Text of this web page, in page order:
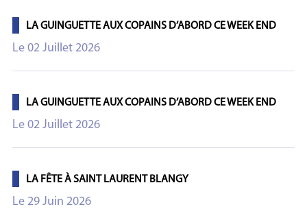
LA GUINGUETTE AUX COPAINS D’ABORD CE WEEK END
Le 02 Juillet 2026
LA GUINGUETTE AUX COPAINS D’ABORD CE WEEK END
Le 02 Juillet 2026
LA FÊTE À SAINT LAURENT BLANGY
Le 29 Juin 2026